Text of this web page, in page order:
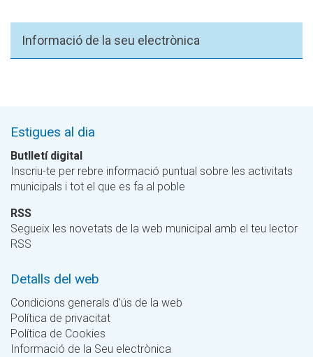
Informació de la seu electrònica
Estigues al dia
Butlletí digital
Inscriu-te per rebre informació puntual sobre les activitats
municipals i tot el que es fa al poble
RSS
Segueix les novetats de la web municipal amb el teu lector
RSS
Detalls del web
Condicions generals d'ús de la web
Política de privacitat
Política de Cookies
Informació de la Seu electrònica